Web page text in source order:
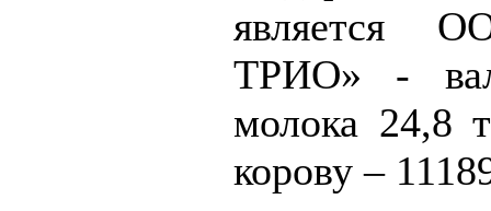
является
ТРИО» -
молока 24,8
корову –